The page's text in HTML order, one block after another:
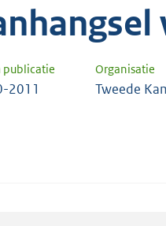
publicatie Organisatie
2011 Tweede